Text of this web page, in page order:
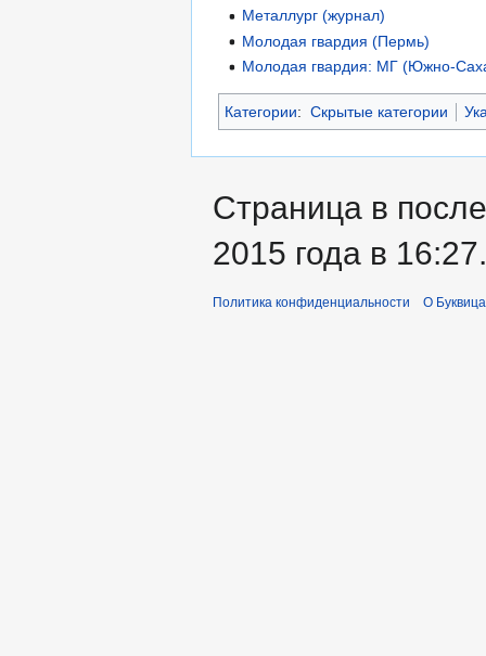
Металлург (журнал)
Молодая гвардия (Пермь)
Молодая гвардия: МГ (Южно-
Категории: Скрытые категории
Страница в
2015 года в 16:27.
Политика конфиденциальности О Буквица